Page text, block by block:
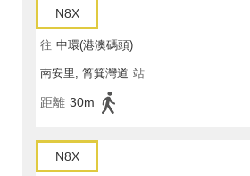
N8X
往 中環(港澳碼頭)
南安里, 筲箕灣道 站
距離 30m
N8X